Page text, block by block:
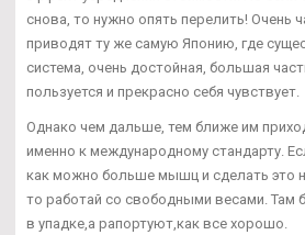
снова, то нужно опять перелить! Очень
приводят ту же самую Японию, где
система, очень достойная, большая
пользуется и прекрасно себя чувствует.
Однако чем дальше, тем ближе им
именно к международному стандарту.
как можно больше мышц и сделать это
то работай со свободными весами. Там
в упадке,а рапортуют,как все хорошо.